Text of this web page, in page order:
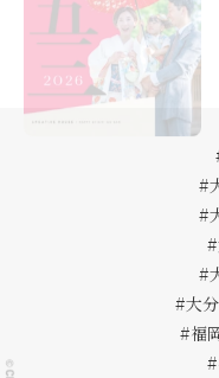
#
#
#
#大
#福